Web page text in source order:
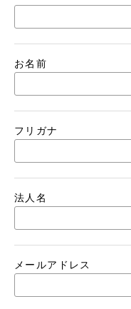
お名前
フリガナ
法人名
メールアドレス